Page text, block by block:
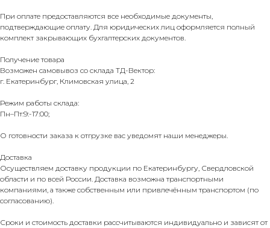
При оплате предоставляются все необходимые документы,
подтверждающие оплату. Для юридических лиц оформляется полный
комплект закрывающих бухгалтерских документов.
Получение товара
Возможен самовывоз со склада ТД-Вектор:
г. Екатеринбург, Климовская улица, 2
Режим работы склада:
Пн–Пт:9:-17:00;
О готовности заказа к отгрузке вас уведомят наши менеджеры.
Доставка
Осуществляем доставку продукции по Екатеринбургу, Свердловской
области и по всей России. Доставка возможна транспортными
компаниями, а также собственным или привлечённым транспортом (по
согласованию).
Сроки и стоимость доставки рассчитываются индивидуально и зависят от